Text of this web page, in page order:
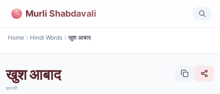
Murli Shabdavali
Home Hindi Words खुश आबाद
खुश आबाद
फ़ारसी